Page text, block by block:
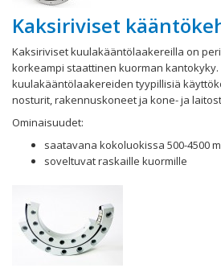
Kaksiriviset
Kaksiriviset kuulakääntölaakereilla on
korkeampi staattinen kuorman kantokyky.
kuulakääntölaakereiden tyypillisiä
nosturit, rakennuskoneet ja kone- ja
Ominaisuudet:
saatavana kokoluokissa 500-4500
soveltuvat raskaille kuormille